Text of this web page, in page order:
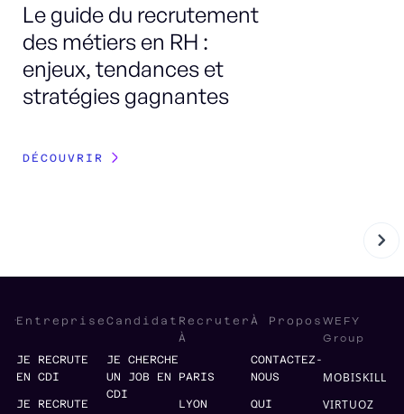
Le guide du recrutement
des métiers en RH :
enjeux, tendances et
stratégies gagnantes
DÉCOUVRIR
Entreprise
JE RECRUTE
EN CDI
JE RECRUTE
Candidat
JE CHERCHE
UN JOB EN
CDI
Recruter
À
PARIS
LYON
À Propos
CONTACTEZ-
NOUS
QUI
WEFY
Group
MOBISKILL
VIRTUOZ